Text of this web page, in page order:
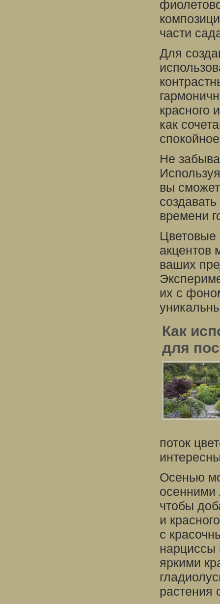
части
Для
красного
как
Не
вы
времени
акцентов
ваших
их с
Как
для
поток
Осенью
осенними
чтобы
и
с
нарциссы
яркими
растения